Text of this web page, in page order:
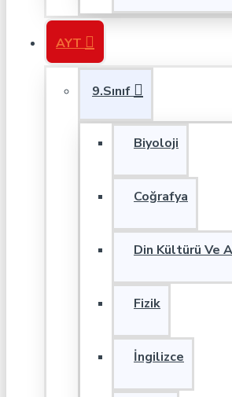
AYT
9.Sınıf
Biyoloji
Coğrafya
Din Kültürü Ve
Fizik
İngilizce